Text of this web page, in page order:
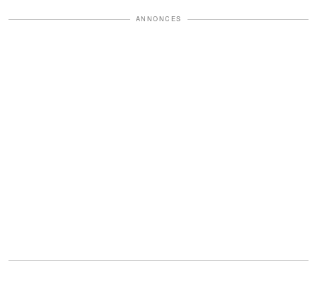
ANNONCES